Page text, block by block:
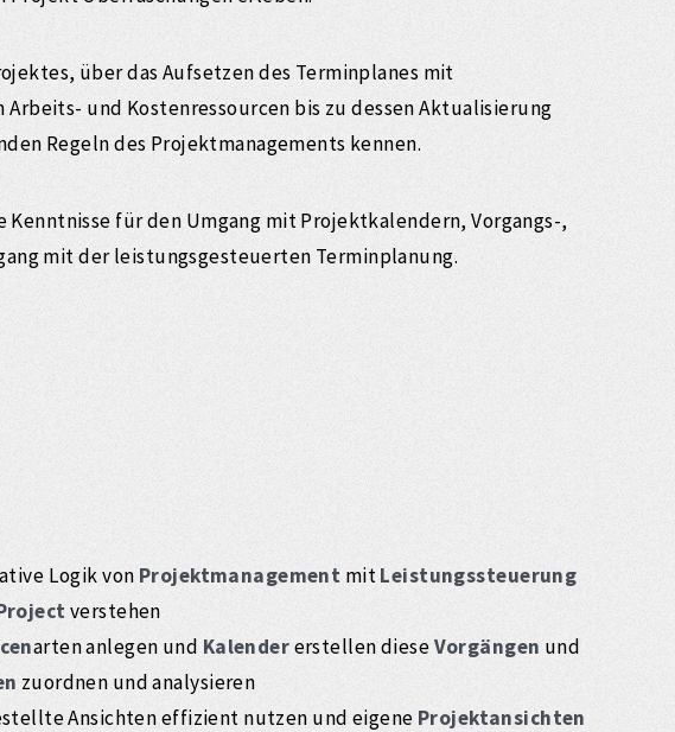
über das Aufsetzen des Terminplanes mit
und Kostenressourcen bis zu dessen Aktualisierung
Regeln des Projektmanagements kennen.
für den Umgang mit Projektkalendern, Vorgangs-,
mit der leistungsgesteuerten Terminplanung.
Logik von Projektmanagement mitLeistungssteuerung
verstehen
arten anlegen und Kalendererstellen dieseVorgängen und
zuordnen und analysieren
Ansichten effizient nutzen und eigene Projektansichten